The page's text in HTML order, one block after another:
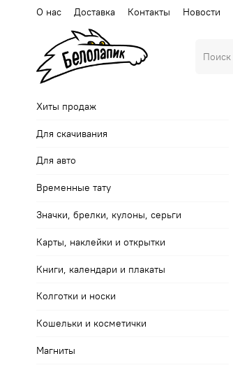
О нас Доставка Контакты Новости
Хиты продаж
Для скачивания
Для авто
Временные тату
Значки, брелки, кулоны, серьги
Карты, наклейки и открытки
Книги, календари и плакаты
Колготки и носки
Кошельки и косметички
Магниты